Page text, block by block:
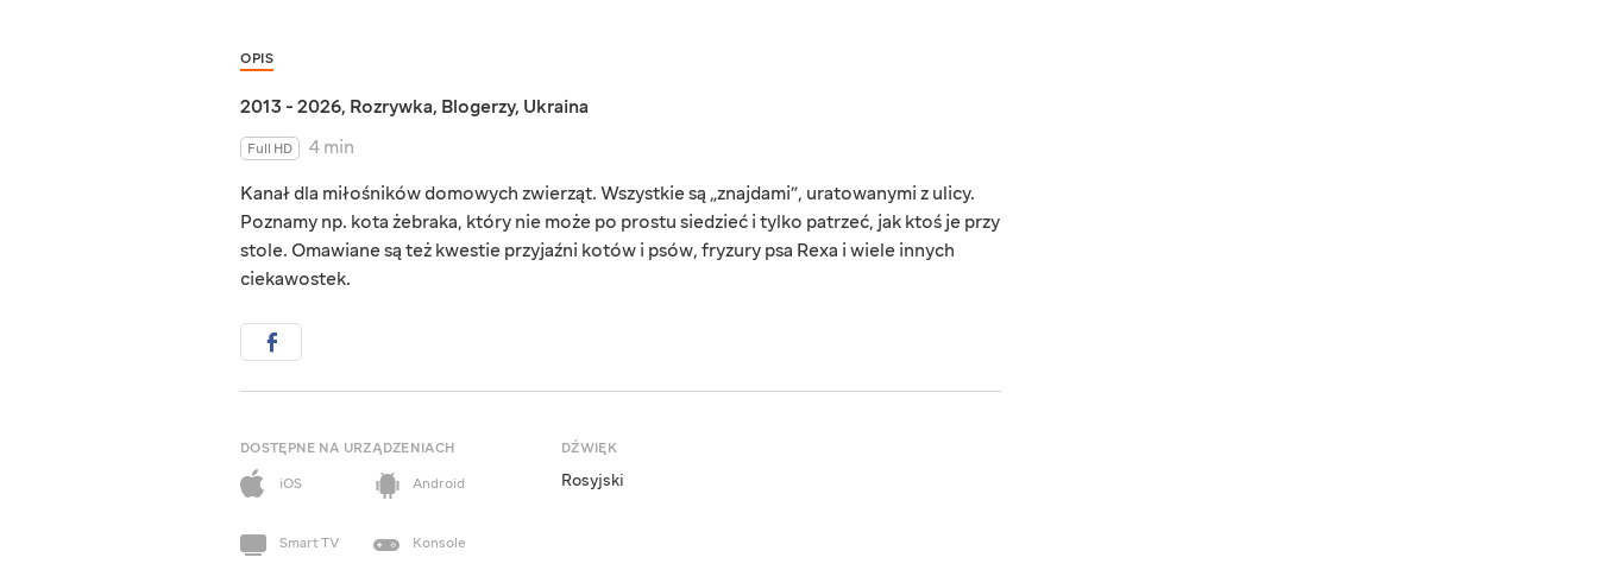
OPIS
2013 - 2026, Rozrywka, Blogerzy, Ukraina
Full HD
4 min
Kanał dla miłośników domowych zwierząt. Wszystkie są „znajdami”, uratowanymi z ulicy.
Poznamy np. kota żebraka, który nie może po prostu siedzieć i tylko patrzeć, jak ktoś je przy
stole. Omawiane są też kwestie przyjaźni kotów i psów, fryzury psa Rexa i wiele innych
ciekawostek.
DOSTĘPNE NA URZĄDZENIACH
iOS
Android
Smart TV Konsole
DŹWIĘK
Rosyjski